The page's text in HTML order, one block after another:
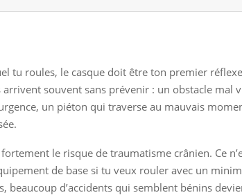
tu roules, le casque doit être ton premier
souvent sans prévenir : un obstacle mal
un piéton qui traverse au mauvais
le risque de traumatisme crânien. Ce
de base si tu veux rouler avec un
beaucoup d’accidents qui semblent bénins